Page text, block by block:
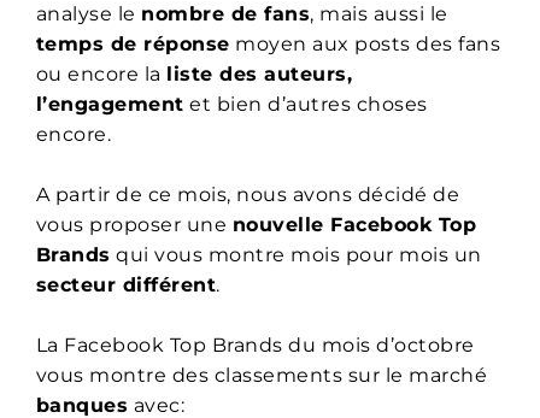
analyse le nombre de fans, mais aussi le
temps de réponse moyen aux posts des fans
ou encore la liste des auteurs,
l’engagement et bien d’autres choses
encore.
A partir de ce mois, nous avons décidé de
vous proposer une nouvelle Facebook Top
Brands qui vous montre mois pour mois un
secteur différent.
La Facebook Top Brands du mois d’octobre
vous montre des classements sur le marché
banques avec: